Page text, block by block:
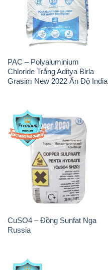
PAC – Polyaluminium
Chloride Trắng Aditya Birla
Grasim New 2022 Ấn Độ India
CuSO4 – Đồng Sunfat Nga
Russia